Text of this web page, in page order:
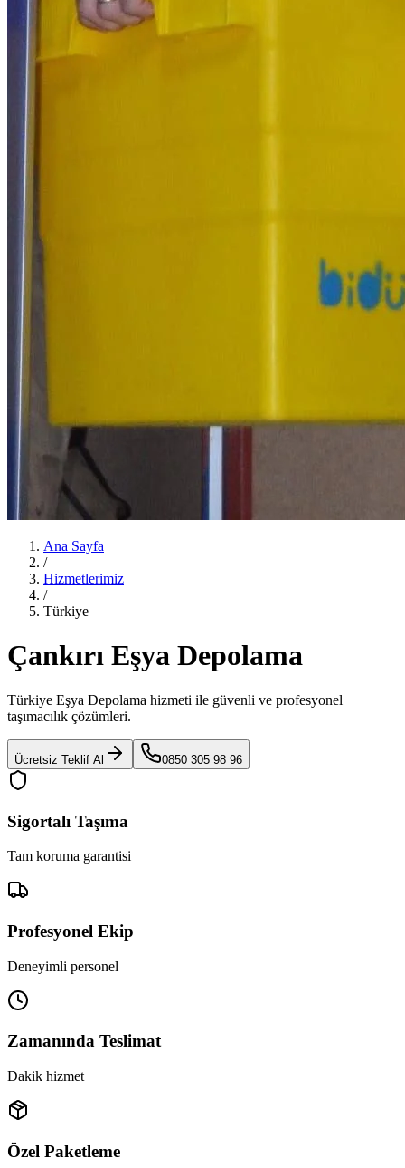
Ana Sayfa
/
Hizmetlerimiz
/
Türkiye
Çankırı Eşya Depolama
Türkiye Eşya Depolama hizmeti ile güvenli ve profesyonel
taşımacılık çözümleri.
Ücretsiz Teklif Al 0850 305 98 96
Sigortalı Taşıma
Tam koruma garantisi
Profesyonel Ekip
Deneyimli personel
Zamanında Teslimat
Dakik hizmet
Özel Paketleme